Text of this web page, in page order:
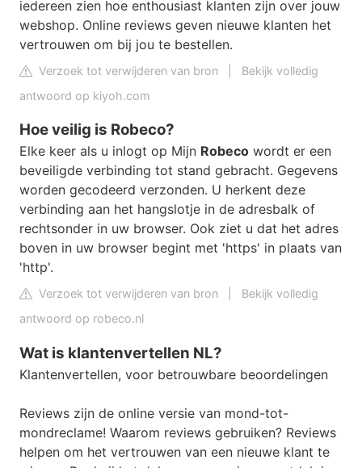
iedereen zien hoe enthousiast klanten zijn over jouw
webshop. Online reviews geven nieuwe klanten het
vertrouwen om bij jou te bestellen.
Verzoek tot verwijderen van bron
Bekijk volledig
antwoord op kiyoh.com
Hoe veilig is Robeco?
Elke keer als u inlogt op Mijn Robeco wordt er een
beveiligde verbinding tot stand gebracht. Gegevens
worden gecodeerd verzonden. U herkent deze
verbinding aan het hangslotje in de adresbalk of
rechtsonder in uw browser. Ook ziet u dat het adres
boven in uw browser begint met 'https' in plaats van
'http'.
Verzoek tot verwijderen van bron
Bekijk volledig
antwoord op robeco.nl
Wat is klantenvertellen NL?
Klantenvertellen, voor betrouwbare beoordelingen
Reviews zijn de online versie van mond-tot-
mondreclame! Waarom reviews gebruiken? Reviews
helpen om het vertrouwen van een nieuwe klant te